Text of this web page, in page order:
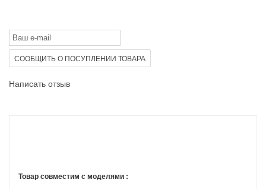
СООБЩИТЬ О ПОСУПЛЕНИИ ТОВАРА
Написать отзыв
Товар совместим с моделями :